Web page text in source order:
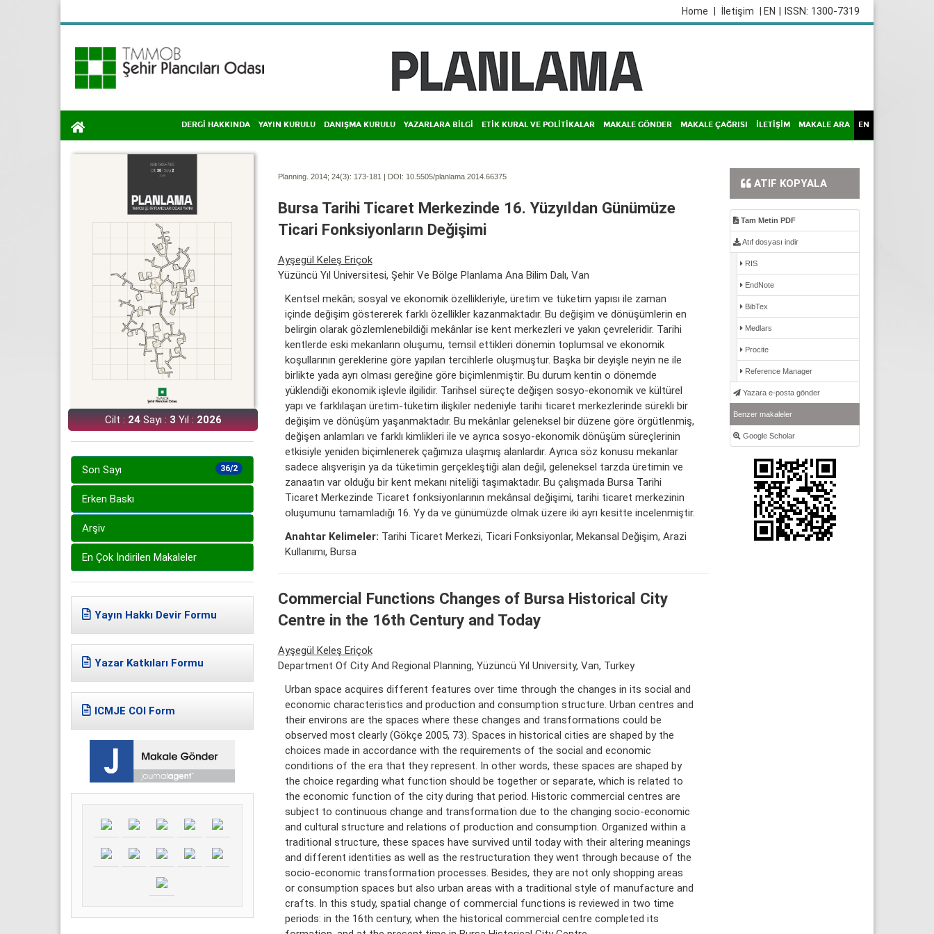
| ISSN: 1300-7319
| EN
İletişim
Home
DERGİ HAKKINDA YAYIN KURULU DANIŞMA KURULU YAZARLARA BİLGİ ETİK KURAL VE POLİTİKALAR MAKALE GÖNDER MAKALE ÇAĞRISI İLETİŞİM MAKALE ARA EN
Cilt :24Sayı :3Yıl :2026
36/2
Son Sayı
Erken Baskı
Arşiv
En Çok İndirilen Makaleler
Yayın Hakkı Devir Formu
Yazar Katkıları Formu
ICMJE COI Form
Planning. 2014; 24(3): 173-181 | DOI: 10.5505/planlama.2014.66375
Bursa Tarihi Ticaret Merkezinde 16. Yüzyıldan Günümüze
Ticari Fonksiyonların Değişimi
Ayşegül Keleş Eriçok
Yüzüncü Yıl Üniversitesi, Şehir Ve Bölge Planlama Ana Bilim Dalı, Van
Kentsel mekân; sosyal ve ekonomik özellikleriyle, üretim ve tüketim yapısı ile zaman
içinde değişim göstererek farklı özellikler kazanmaktadır. Bu değişim ve dönüşümlerin en
belirgin olarak gözlemlenebildiği mekânlar ise kent merkezleri ve yakın çevreleridir. Tarihi
kentlerde eski mekanların oluşumu, temsil ettikleri dönemin toplumsal ve ekonomik
koşullarının gereklerine göre yapılan tercihlerle oluşmuştur. Başka bir deyişle neyin ne ile
birlikte yada ayrı olması gereğine göre biçimlenmiştir. Bu durum kentin o dönemde
yüklendiği ekonomik işlevle ilgilidir. Tarihsel süreçte değişen sosyo-ekonomik ve kültürel
yapı ve farklılaşan üretim-tüketim ilişkiler nedeniyle tarihi ticaret merkezlerinde sürekli bir
değişim ve dönüşüm yaşanmaktadır. Bu mekânlar geleneksel bir düzene göre örgütlenmiş,
değişen anlamları ve farklı kimlikleri ile ve ayrıca sosyo-ekonomik dönüşüm süreçlerinin
etkisiyle yeniden biçimlenerek çağımıza ulaşmış alanlardır. Ayrıca söz konusu mekanlar
sadece alışverişin ya da tüketimin gerçekleştiği alan değil, geleneksel tarzda üretimin ve
zanaatın var olduğu bir kent mekanı niteliği taşımaktadır. Bu çalışmada Bursa Tarihi
Ticaret Merkezinde Ticaret fonksiyonlarının mekânsal değişimi, tarihi ticaret merkezinin
oluşumunu tamamladığı 16. Yy da ve günümüzde olmak üzere iki ayrı kesitte incelenmiştir.
Anahtar Kelimeler: Tarihi Ticaret Merkezi, Ticari Fonksiyonlar, Mekansal Değişim, Arazi
Kullanımı, Bursa
Commercial Functions Changes of Bursa Historical City
Centre in the 16th Century and Today
Ayşegül Keleş Eriçok
Department Of City And Regional Planning, Yüzüncü Yıl University, Van, Turkey
Urban space acquires different features over time through the changes in its social and
economic characteristics and production and consumption structure. Urban centres and
their environs are the spaces where these changes and transformations could be
observed most clearly (Gökçe 2005, 73). Spaces in historical cities are shaped by the
choices made in accordance with the requirements of the social and economic
conditions of the era that they represent. In other words, these spaces are shaped by
the choice regarding what function should be together or separate, which is related to
the economic function of the city during that period. Historic commercial centres are
subject to continuous change and transformation due to the changing socio-economic
and cultural structure and relations of production and consumption. Organized within a
traditional structure, these spaces have survived until today with their altering meanings
and different identities as well as the restructuration they went through because of the
socio-economic transformation processes. Besides, they are not only shopping areas
or consumption spaces but also urban areas with a traditional style of manufacture and
crafts. In this study, spatial change of commercial functions is reviewed in two time
periods: in the 16th century, when the historical commercial centre completed its
ATIF KOPYALA
Tam Metin PDF
Atıf dosyası indir
RIS
EndNote
BibTex
Medlars
Procite
Reference Manager
Yazara e-posta gönder
Benzer makaleler
Google Scholar